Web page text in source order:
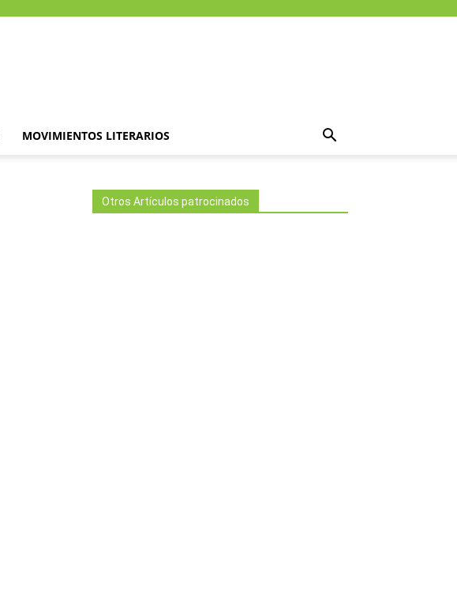
MOVIMIENTOS LITERARIOS
Otros Artículos patrocinados